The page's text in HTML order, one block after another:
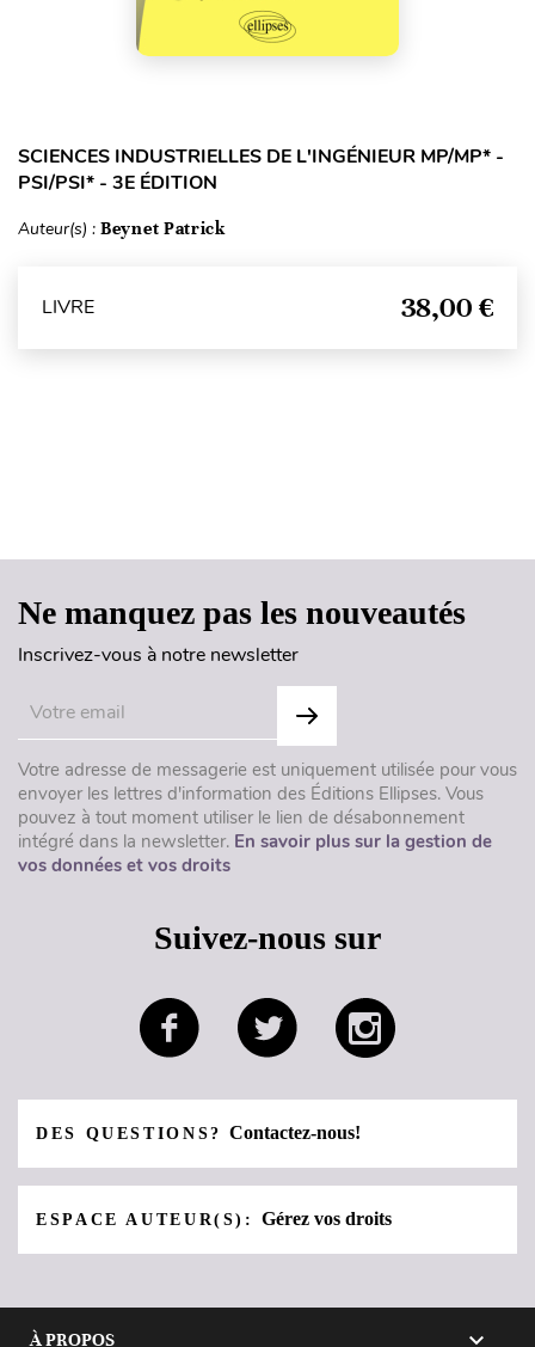
SCIENCES INDUSTRIELLES DE L'INGÉNIEUR MP/MP* -
PSI/PSI* - 3E ÉDITION
Auteur(s) : Beynet Patrick
LIVRE 38,00 €
Ne manquez pas les nouveautés
Inscrivez-vous à notre newsletter
Votre adresse de messagerie est uniquement utilisée pour vous
envoyer les lettres d'information des Éditions Ellipses. Vous
pouvez à tout moment utiliser le lien de désabonnement
intégré dans la newsletter. En savoir plus sur la gestion de
vos données et vos droits
Suivez-nous sur
DES QUESTIONS?Contactez-nous!
ESPACE AUTEUR(S):Gérez vos droits
À PROPOS 